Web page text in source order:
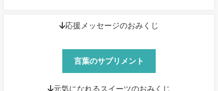
↓応援メッセージのおみくじ
言葉のサプリメント
↓元気になれるスイーツのおみくじ